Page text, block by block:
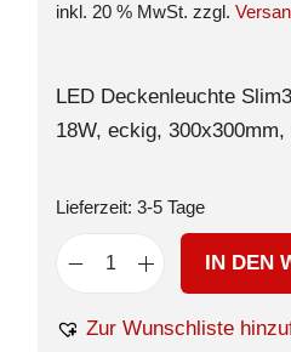
inkl. 20 % MwSt. zzgl.
LED Deckenleuchte
18W, eckig,
Lieferzeit: 3-5 Tage
IN DEN
Zur Wunschliste